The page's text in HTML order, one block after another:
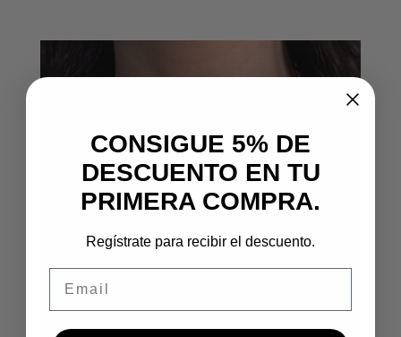
CONSIGUE 5% DE
DESCUENTO EN TU
PRIMERA COMPRA.
Regístrate para recibir el descuento.